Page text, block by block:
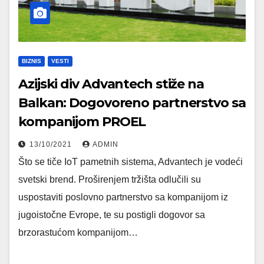
BIZNIS VESTI
Azijski div Advantech stiže na
Balkan: Dogovoreno partnerstvo sa
kompanijom PROEL
13/10/2021 ADMIN
Što se tiče IoT pametnih sistema, Advantech je vodeći
svetski brend. Proširenjem tržišta odlučili su
uspostaviti poslovno partnerstvo sa kompanijom iz
jugoistočne Evrope, te su postigli dogovor sa
brzorastućom kompanijom…